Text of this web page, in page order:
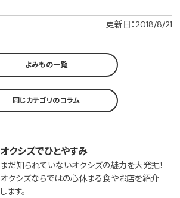
更新日：2018/8/21
よみもの一覧
同じカテゴリのコラム
オクシズでひとやすみ
まだ知られていないオクシズの魅力を大発掘！
オクシズならではの心休まる食やお店を紹介
します。